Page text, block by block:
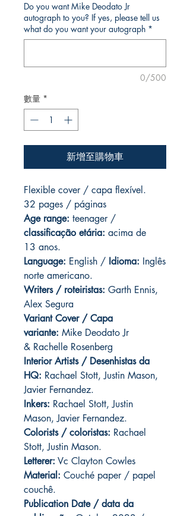
Do you want Mike Deodato Jr
autograph to you? If yes, please tell us
what do you want your autograph *
0/500
數量 *
新增至購物車
Flexible cover / capa flexível.
32 pages / páginas
Age range: teenager /
classificação etária: acima de
13 anos.
Language: English / Idioma: Inglês
norte americano.
Writers / roteiristas: Garth Ennis,
Alex Segura
Variant Cover / Capa
variante: Mike Deodato Jr
& Rachelle Rosenberg
Interior Artists / Desenhistas da
HQ: Rachael Stott, Justin Mason,
Javier Fernandez.
Inkers: Rachael Stott, Justin
Mason, Javier Fernandez.
Colorists / coloristas: Rachael
Stott, Justin Mason.
Letterer: Vc Clayton Cowles
Material: Couché paper / papel
couchê.
Publication Date / data da